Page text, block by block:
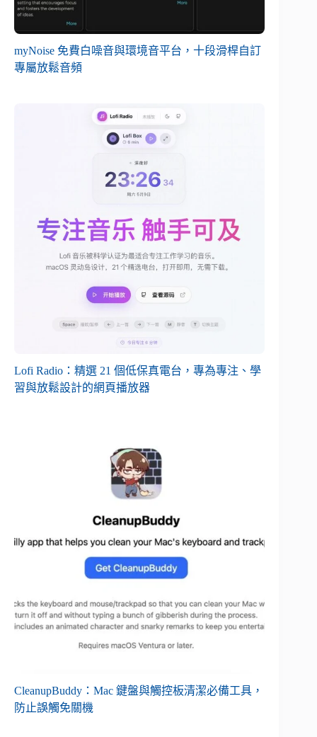
myNoise 免費白噪音與環境音平台，十段滑桿自訂
專屬放鬆音頻
Lofi Radio：精選 21 個低保真電台，專為專注、學
習與放鬆設計的網頁播放器
CleanupBuddy：Mac 鍵盤與觸控板清潔必備工具，
防止誤觸免關機